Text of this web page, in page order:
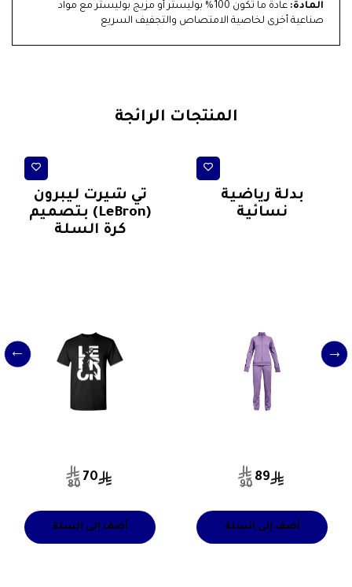
المادة:
عادةً ما تكون 100% بوليستر أو مزيج بوليستر مع مواد
صناعية أخرى لخاصية الامتصاص والتجفيف السريع
المنتجات الرائجة
ملابس رياضية اطفال/ نساء
بدلة رياضية
نسائية
89
90
أضف إلى السلة
تي شيرت ليبرون
(LeBron) بتصميم
كرة السلة
70
80
أضف إلى السلة